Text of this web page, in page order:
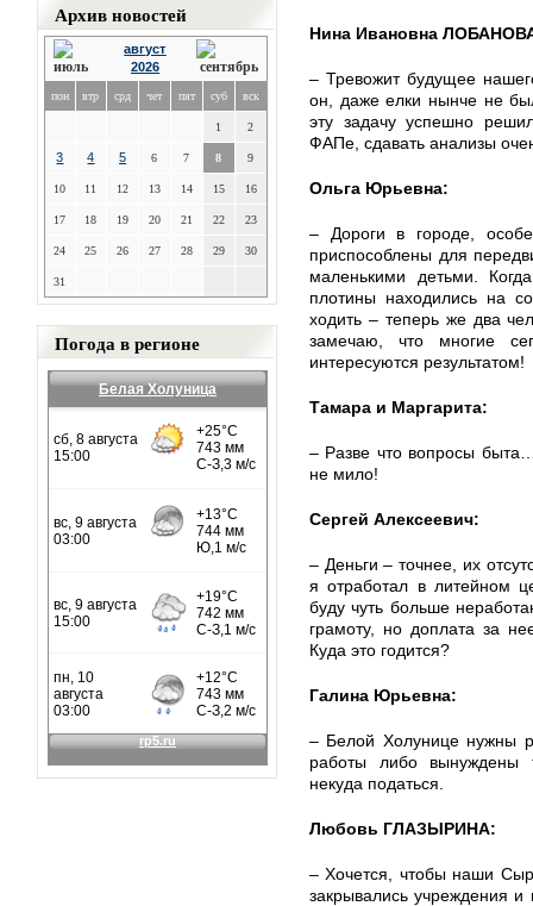
Архив новостей
август
2026
пон втр срд чет пят суб вск
1 2
3 4 5 6 7 8 9
10 11 12 13 14 15 16
17 18 19 20 21 22 23
24 25 26 27 28 29 30
31
Погода в регионе
Белая Холуница
Нина Ивановна
– Тревожит будущее
он, даже елки нынче не
эту задачу успешно
ФАПе, сдавать анализы
Ольга Юрьевна:
– Дороги в городе,
приспособлены для
маленькими детьми.
плотины находились на
ходить – теперь же два
замечаю, что многие
интересуются результатом!
Тамара и Маргарита:
– Разве что вопросы
не мило!
Сергей Алексеевич:
– Деньги – точнее, их
я отработал в литейном
буду чуть больше
грамоту, но доплата за
Куда это годится?
Галина Юрьевна:
– Белой Холунице нужны
работы либо вынуждены
некуда податься.
Любовь ГЛАЗЫРИНА:
– Хочется, чтобы наши
закрывались учреждения